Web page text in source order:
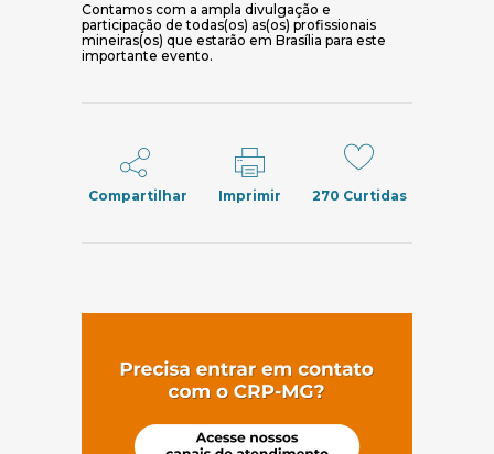
Contamos com a ampla divulgação e
participação de todas(os) as(os) profissionais
mineiras(os) que estarão em Brasília para este
importante evento.
Compartilhar Imprimir 270 Curtidas